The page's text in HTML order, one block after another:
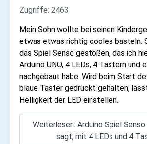
Zugriffe: 2463
Mein Sohn wollte bei seinen
etwas etwas richtig cooles basteln.
das Spiel Senso gestoßen, das ich
Arduino UNO, 4 LEDs, 4 Tastern und
nachgebaut habe. Wird beim Start
blaue Taster gedrückt gehalten,
Helligkeit der LED einstellen.
Weiterlesen: Arduino Spiel
sagt, mit 4 LEDs und 4